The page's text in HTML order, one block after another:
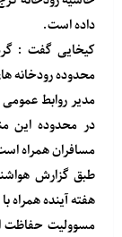
داده است.
کیخایی گفت :
محدوده رودخانه
مدیر روابط
در محدوده این
مسافران همراه
طبق گزارش
هفته آینده همراه
مسوولیت حفاظت